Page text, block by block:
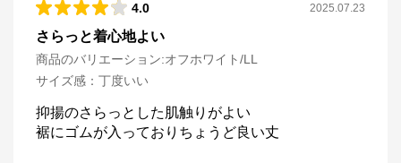
4.0 2025.07.23
さらっと着心地よい
商品のバリエーション:オフホワイト/LL
サイズ感 ： 丁度いい
抑揚のさらっとした肌触りがよい
裾にゴムが入っておりちょうど良い丈